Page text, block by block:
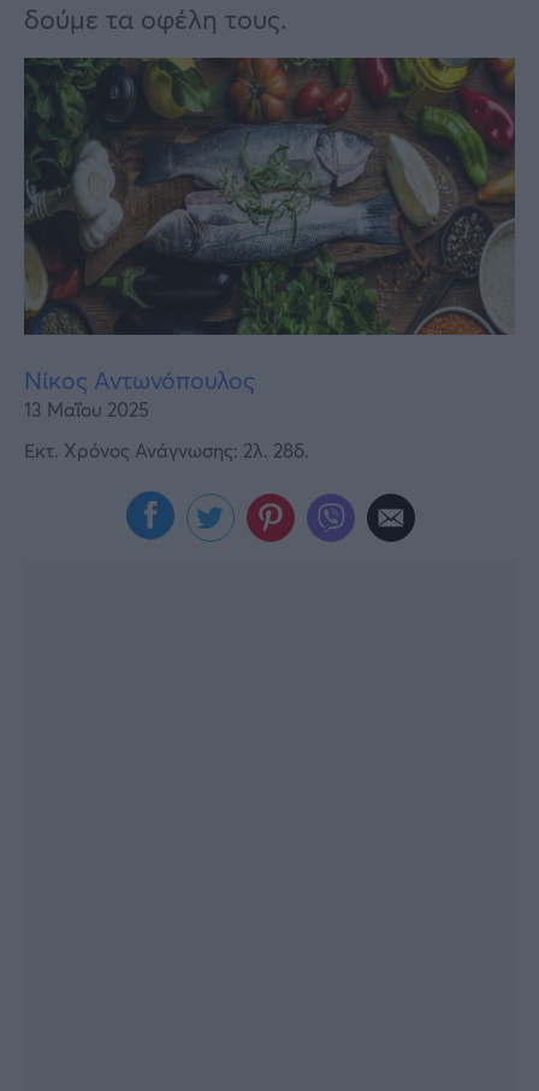
Γυναίκα
Καιρός
δούμε τα οφέλη τους.
Νίκος Αντωνόπουλος
13 Μαΐου 2025
Εκτ. Χρόνος Ανάγνωσης: 2λ. 28δ.